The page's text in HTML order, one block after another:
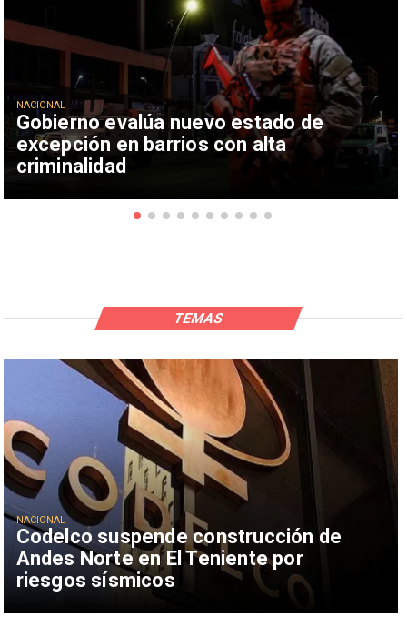
Gobierno evalúa nuevo estado de
excepción en barrios con alta
criminalidad
NACIONAL
Codelco suspende construcción de
Andes Norte en El Teniente por
riesgos sísmicos
NACIONAL
TEMAS